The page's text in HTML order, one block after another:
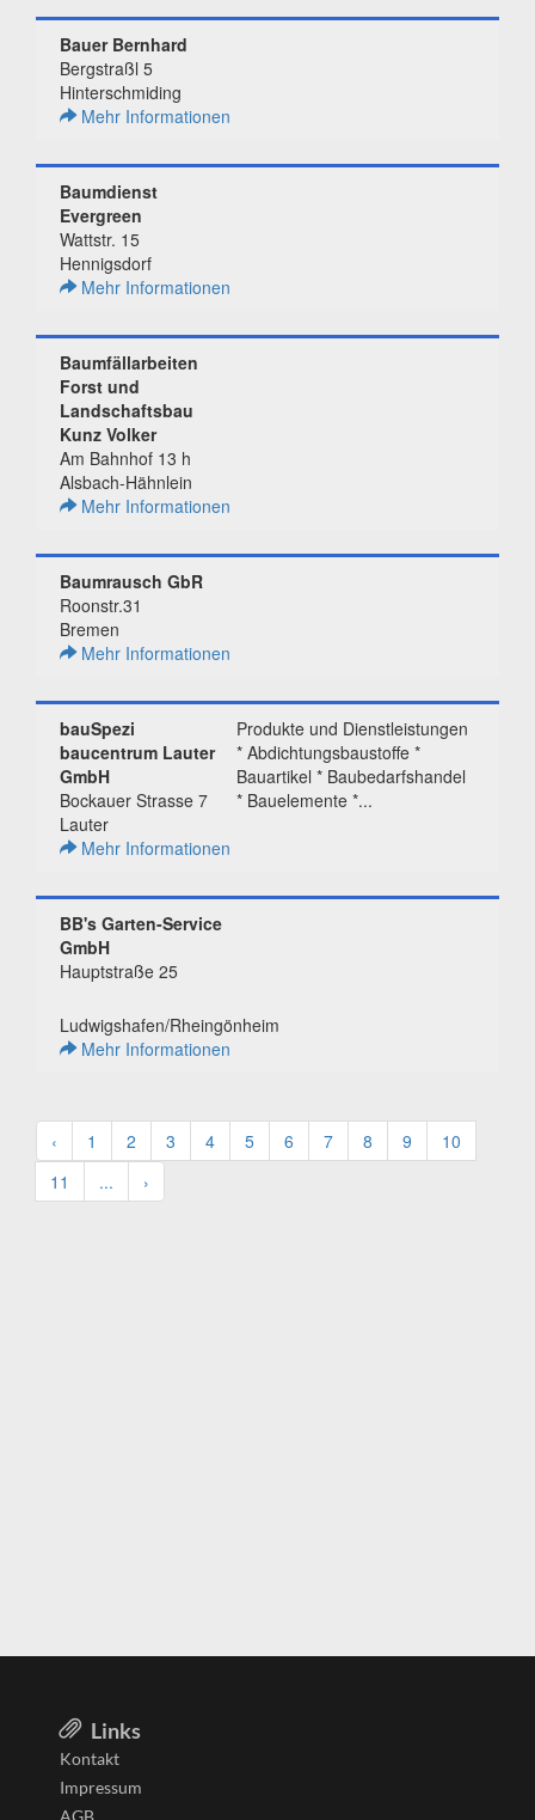
Bauer Bernhard
Bergstraßl 5
Hinterschmiding
Mehr Informationen
Baumdienst
Evergreen
Wattstr. 15
Hennigsdorf
Mehr Informationen
Baumfällarbeiten
Forst und
Landschaftsbau
Kunz Volker
Am Bahnhof 13 h
Alsbach-Hähnlein
Mehr Informationen
Baumrausch GbR
Roonstr.31
Bremen
Mehr Informationen
Produkte und Dienstleistungen
* Abdichtungsbaustoffe *
Bauartikel * Baubedarfshandel
* Bauelemente *...
bauSpezi
baucentrum Lauter
GmbH
Bockauer Strasse 7
Lauter
Mehr Informationen
BB's Garten-Service
GmbH
Hauptstraße 25
Ludwigshafen/Rheingönheim
Mehr Informationen
‹ 1 2 3 4 5 6 7 8 9
10
11
... ›
Links
Kontakt
Impressum
AGB